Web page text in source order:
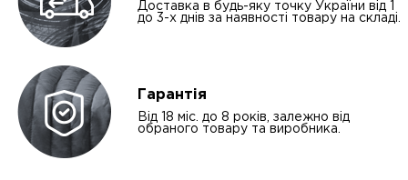
Доставка в будь-яку точку України від 1
до 3-х днів за наявності товару на складі.
Гарантія
Від 18 міс. до 8 років, залежно від
обраного товару та виробника.